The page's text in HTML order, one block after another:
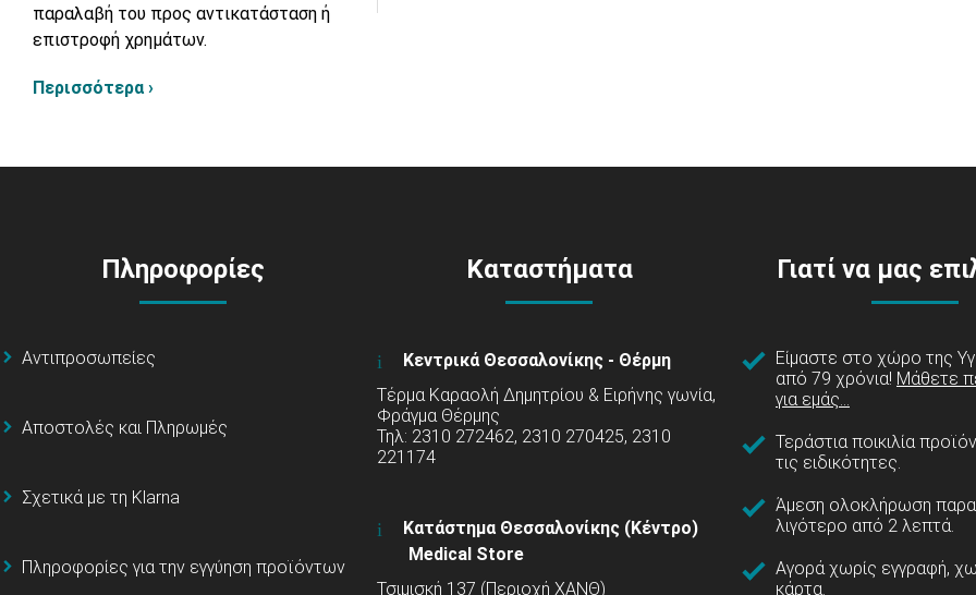
παραλαβή του προς αντικατάσταση ή
επιστροφή χρημάτων.
Περισσότερα ›
Πληροφορίες
Αντιπροσωπείες
Αποστολές και Πληρωμές
Σχετικά με τη Klarna
Πληροφορίες για την εγγύηση προϊόντων
Καταστήματα
Κεντρικά Θεσσαλονίκης - Θέρμη
Τέρμα Καραολή Δημητρίου & Ειρήνης γωνία,
Φράγμα Θέρμης
Τηλ: 2310 272462, 2310 270425, 2310
221174
Κατάστημα Θεσσαλονίκης (Κέντρο)
Medical Store
Τσιμισκή 137 (Περιοχή ΧΑΝΘ)
Γιατί να μας
Είμαστε στο χώρο της
από 79 χρόνια! Μάθετε
για εμάς...
Τεράστια ποικιλία
τις ειδικότητες.
Άμεση ολοκλήρωση
λιγότερο από 2 λεπτά.
Αγορά χωρίς εγγραφή,
κάρτα.